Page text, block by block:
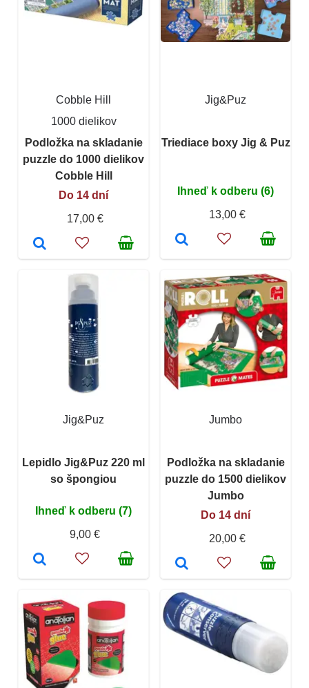
Cobble Hill
1000 dielikov
Podložka na skladanie
puzzle do 1000 dielikov
Cobble Hill
Do 14 dní
17,00 €
Jig&Puz
Triediace boxy Jig & Puz
Ihneď k odberu (6)
13,00 €
Jig&Puz
Lepidlo Jig&Puz 220 ml
so špongiou
Ihneď k odberu (7)
9,00 €
Jumbo
Podložka na skladanie
puzzle do 1500 dielikov
Jumbo
Do 14 dní
20,00 €